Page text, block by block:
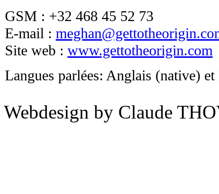
GSM : +32 468 45 52 73
E-mail :
Site web : www.gettotheorigin.com
Langues parlées: Anglais (native) et
Webdesign by Claude